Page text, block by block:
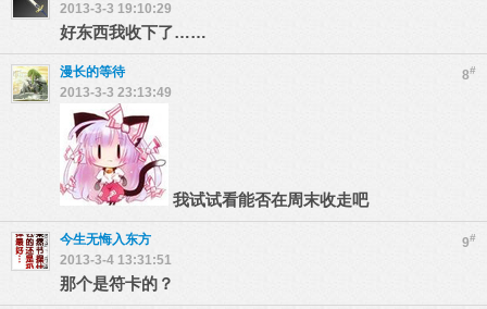
2013-3-3 19:10:29
好东西我收下了……
8#
漫长的等待
2013-3-3 23:13:49
我试试看能否在周末收走吧
9#
今生无悔入东方
2013-3-4 13:31:51
那个是符卡的？